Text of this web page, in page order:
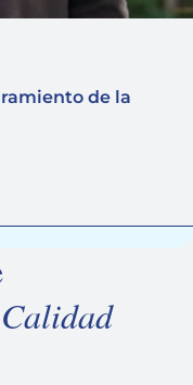
de la